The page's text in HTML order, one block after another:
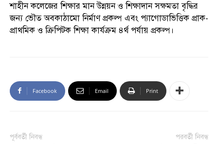
শাহীন কলেজের শিক্ষার মান উন্নয়ন ও শিক্ষাদান সক্ষমতা বৃদ্ধির
জন্য ভৌত অবকাঠামো নির্মাণ প্রকল্প এবং প্যাগোডাভিত্তিক প্রাক-
প্রাথমিক ও ক্রিপিটক শিক্ষা কার্যক্রম ৪র্থ পর্যায় প্রকল্প।
Facebook Email Print
পূর্ববর্তী নিবন্ধ পরবর্তী নিবন্ধ